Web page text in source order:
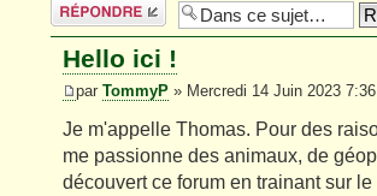
Répondre
Hello ici !
par TommyP » Mercredi 14 Juin 2023 7:36
Je m'appelle Thomas. Pour des
me passionne des animaux, de
découvert ce forum en trainant sur